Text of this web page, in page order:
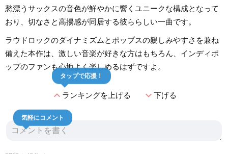
愁漂うサックスの音色が鮮やかに響くユニークな構成となって
おり、切なさと高揚感が同居する彼ららしい一曲です。
ラウドロックのダイナミズムとポップスの親しみやすさを兼ね
備えた本作は、激しい音楽が好きな方はもちろん、インディポ
ップのファンも心地よく楽しめるはずですよ。
expand_lessランキングを上げる
タップで応援！
expand_more下げる
気軽にコメント